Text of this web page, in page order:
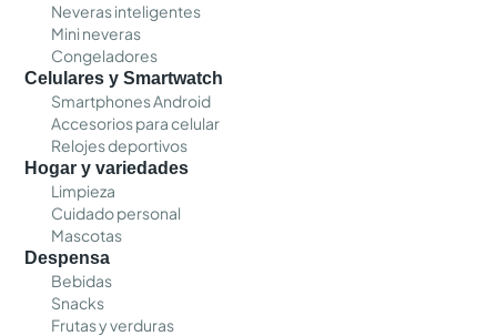
Neveras inteligentes
Mini neveras
Congeladores
Celulares y Smartwatch
Smartphones Android
Accesorios para celular
Relojes deportivos
Hogar y variedades
Limpieza
Cuidado personal
Mascotas
Despensa
Bebidas
Snacks
Frutas y verduras